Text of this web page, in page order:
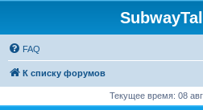
FAQ
К списку форумов
Текущее время: 08